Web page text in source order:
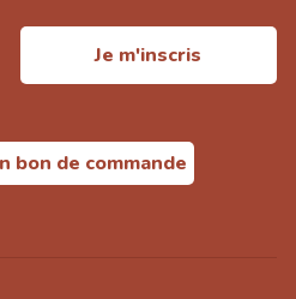
Je m'inscris
bon de commande